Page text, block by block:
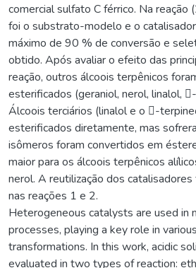
comercial sulfato C férrico. Na
foi o substrato-modelo e o
máximo de 90 % de conversão e
obtido. Após avaliar o efeito das
reação, outros álcoois terpênicos
esterificados (geraniol, nerol, linalol,
Álcoois terciários (linalol e o -
esterificados diretamente, mas
isômeros foram convertidos em
maior para os álcoois terpênicos
nerol. A reutilização dos
nas reações 1 e 2.
Heterogeneous catalysts are used in
processes, playing a key role in
transformations. In this work, acidic
evaluated in two types of reaction: